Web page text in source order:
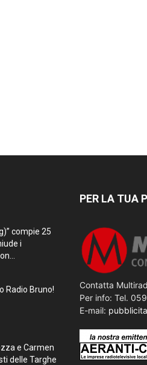
compie 25
i
Radio Bruno!
e Carmen
delle Targhe
PER LA TUA
Contatta
Per info: Tel.
E-mail: